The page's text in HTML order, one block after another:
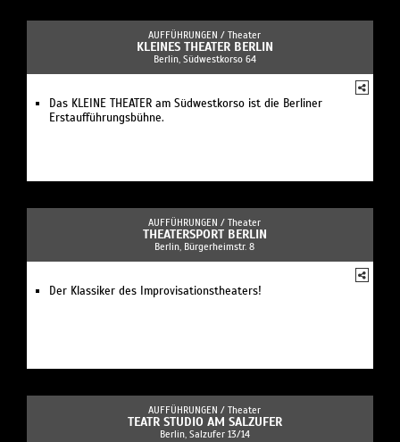
AUFFÜHRUNGEN / Theater
KLEINES THEATER BERLIN
Berlin, Südwestkorso 64
Das KLEINE THEATER am Südwestkorso ist die Berliner
Erstaufführungsbühne.
AUFFÜHRUNGEN / Theater
THEATERSPORT BERLIN
Berlin, Bürgerheimstr. 8
Der Klassiker des Improvisationstheaters!
AUFFÜHRUNGEN / Theater
TEATR STUDIO AM SALZUFER
Berlin, Salzufer 13/14